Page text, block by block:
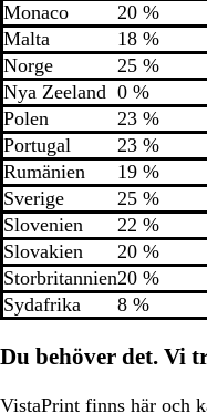
Monaco
20 %
Malta
18 %
Norge
25 %
Nya Zeeland 0 %
Polen
23 %
Portugal
23 %
Rumänien
19 %
Sverige
25 %
Slovenien
22 %
Slovakien
20 %
Storbritannien20 %
Sydafrika
8 %
Du behöver det. Vi
VistaPrint finns här och